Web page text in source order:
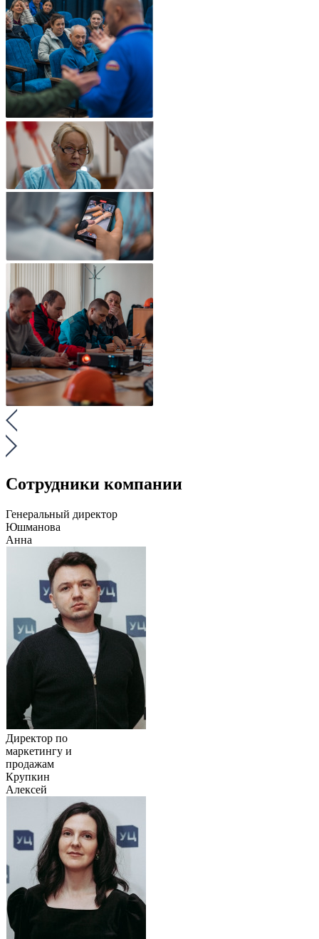
Сотрудники компании
Генеральный директор
Юшманова
Анна
Директор по
маркетингу и
продажам
Крупкин
Алексей